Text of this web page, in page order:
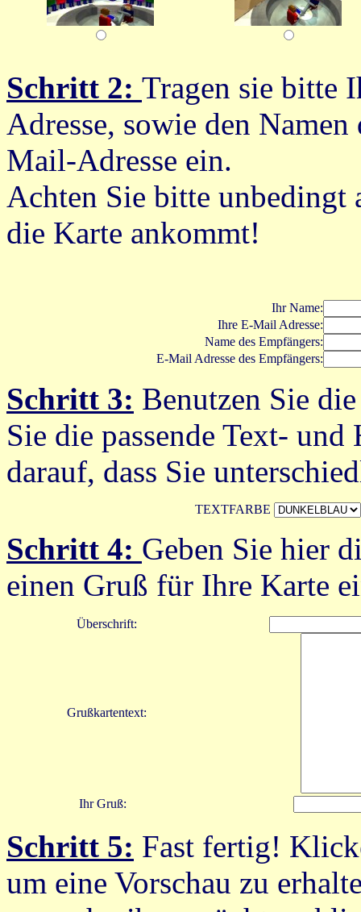
Schritt 2: Tragen sie bitte
Adresse, sowie den
Mail-Adresse ein.
Achten Sie bitte unbedingt
die Karte ankommt!
Ihr Name:
Ihre E-Mail Adresse:
Name des Empfängers:
E-Mail Adresse des Empfängers:
Schritt 3: Benutzen Sie
Sie die passende Text-
darauf, dass Sie
TEXTFARBE
Schritt 4: Geben Sie hier
einen Gruß für Ihre Karte
Überschrift:
Grußkartentext:
Ihr Gruß:
Schritt 5: Fast fertig!
um eine Vorschau zu